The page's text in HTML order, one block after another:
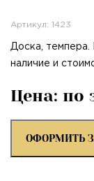
Артикул: 1423
Доска, темпера.
наличие и
Цена: по
ОФОРМИТЬ